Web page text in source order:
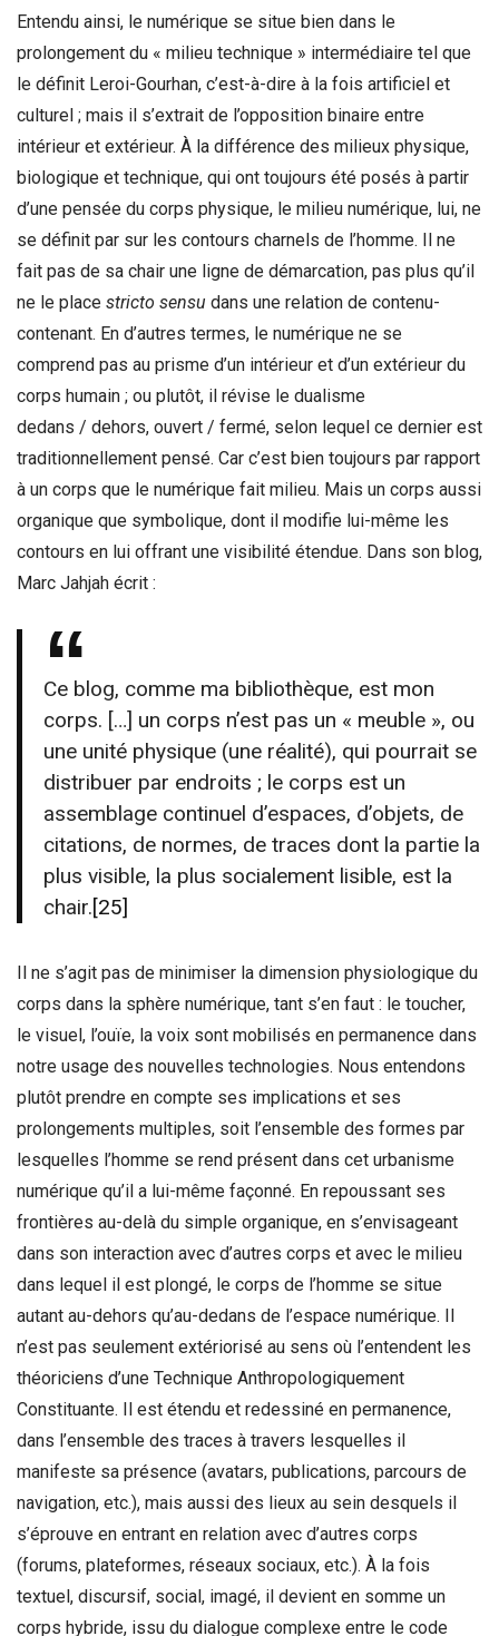
Entendu ainsi, le numérique se situe bien dans le
prolongement du « milieu technique » intermédiaire tel que
le définit Leroi-Gourhan, c’est-à-dire à la fois artificiel et
culturel ; mais il s’extrait de l’opposition binaire entre
intérieur et extérieur. À la différence des milieux physique,
biologique et technique, qui ont toujours été posés à partir
d’une pensée du corps physique, le milieu numérique, lui, ne
se définit par sur les contours charnels de l’homme. Il ne
fait pas de sa chair une ligne de démarcation, pas plus qu’il
ne le place stricto sensu dans une relation de contenu-
contenant. En d’autres termes, le numérique ne se
comprend pas au prisme d’un intérieur et d’un extérieur du
corps humain ; ou plutôt, il révise le dualisme
dedans / dehors, ouvert / fermé, selon lequel ce dernier est
traditionnellement pensé. Car c’est bien toujours par rapport
à un corps que le numérique fait milieu. Mais un corps aussi
organique que symbolique, dont il modifie lui-même les
contours en lui offrant une visibilité étendue. Dans son blog,
Marc Jahjah écrit :
Ce blog, comme ma bibliothèque, est mon
corps. […] un corps n’est pas un « meuble », ou
une unité physique (une réalité), qui pourrait se
distribuer par endroits ; le corps est un
assemblage continuel d’espaces, d’objets, de
citations, de normes, de traces dont la partie la
plus visible, la plus socialement lisible, est la
chair.[25]
Il ne s’agit pas de minimiser la dimension physiologique du
corps dans la sphère numérique, tant s’en faut : le toucher,
le visuel, l’ouïe, la voix sont mobilisés en permanence dans
notre usage des nouvelles technologies. Nous entendons
plutôt prendre en compte ses implications et ses
prolongements multiples, soit l’ensemble des formes par
lesquelles l’homme se rend présent dans cet urbanisme
numérique qu’il a lui-même façonné. En repoussant ses
frontières au-delà du simple organique, en s’envisageant
dans son interaction avec d’autres corps et avec le milieu
dans lequel il est plongé, le corps de l’homme se situe
autant au-dehors qu’au-dedans de l’espace numérique. Il
n’est pas seulement extériorisé au sens où l’entendent les
théoriciens d’une Technique Anthropologiquement
Constituante. Il est étendu et redessiné en permanence,
dans l’ensemble des traces à travers lesquelles il
manifeste sa présence (avatars, publications, parcours de
navigation, etc.), mais aussi des lieux au sein desquels il
s’éprouve en entrant en relation avec d’autres corps
(forums, plateformes, réseaux sociaux, etc.). À la fois
textuel, discursif, social, imagé, il devient en somme un
corps hybride, issu du dialogue complexe entre le code